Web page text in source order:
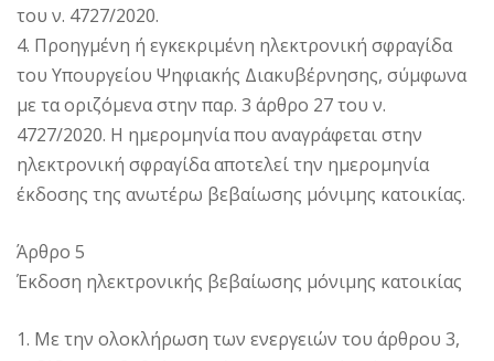
του ν. 4727/2020.
4. Προηγμένη ή εγκεκριμένη ηλεκτρονική σφραγίδα
του Υπουργείου Ψηφιακής Διακυβέρνησης, σύμφωνα
με τα οριζόμενα στην παρ. 3 άρθρο 27 του ν.
4727/2020. Η ημερομηνία που αναγράφεται στην
ηλεκτρονική σφραγίδα αποτελεί την ημερομηνία
έκδοσης της ανωτέρω βεβαίωσης μόνιμης κατοικίας.
Άρθρο 5
Έκδοση ηλεκτρονικής βεβαίωσης μόνιμης κατοικίας
1. Με την ολοκλήρωση των ενεργειών του άρθρου 3,